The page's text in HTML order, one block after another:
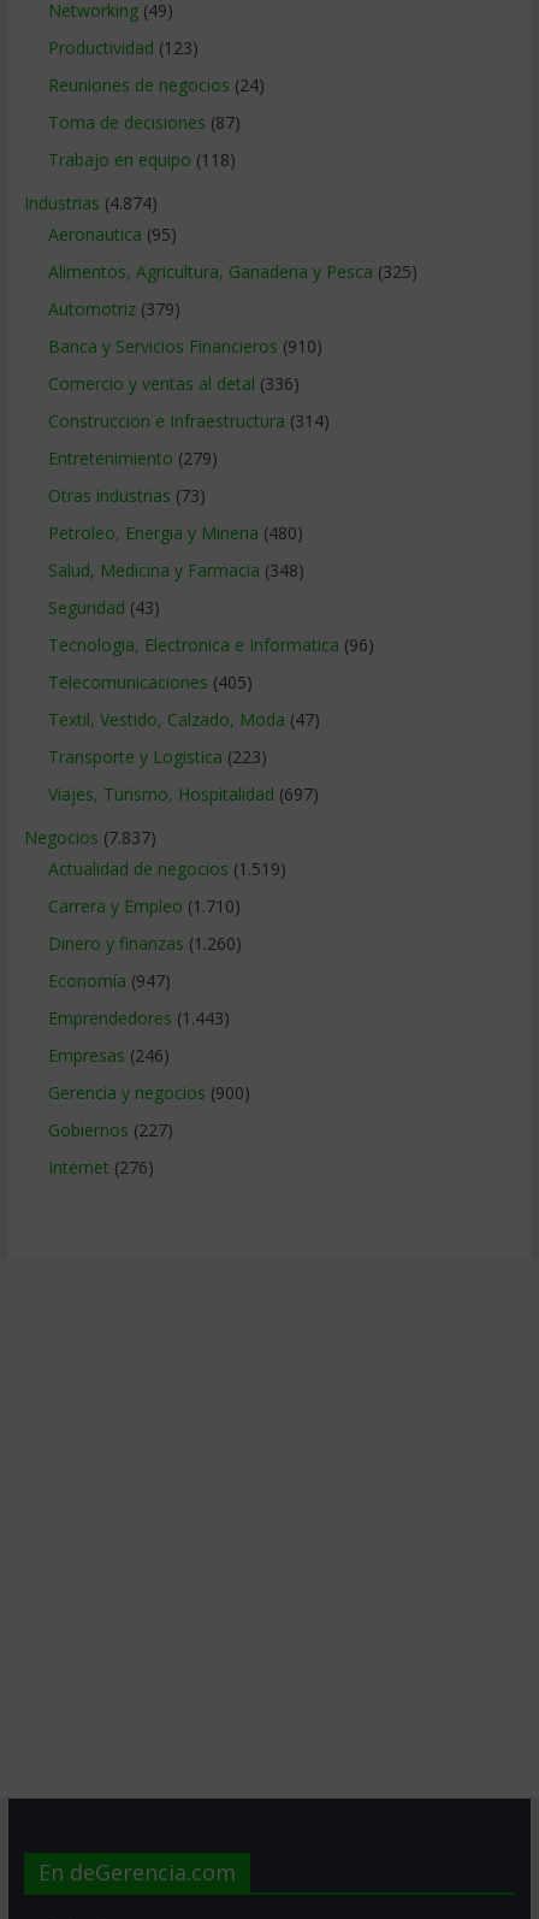
Networking(49)
Productividad (123)
Reuniones de negocios (24)
Toma de decisiones (87)
Trabajo en equipo (118)
Industrias (4.874)
Aeronautica (95)
Alimentos, Agricultura, Ganaderia y Pesca (325)
Automotriz(379)
Banca y Servicios Financieros (910)
Comercio y ventas al detal (336)
Construccion e Infraestructura (314)
Entretenimiento (279)
Otras industrias (73)
Petroleo, Energia y Mineria (480)
Salud, Medicina y Farmacia (348)
Seguridad (43)
Tecnologia, Electronica e Informatica (96)
Telecomunicaciones (405)
Textil, Vestido, Calzado, Moda (47)
Transporte y Logistica (223)
Viajes, Turismo, Hospitalidad (697)
Negocios (7.837)
Actualidad de negocios (1.519)
Carrera y Empleo (1.710)
Dinero y finanzas (1.260)
Economía (947)
Emprendedores (1.443)
Empresas (246)
Gerencia y negocios (900)
Gobiernos (227)
Internet (276)
En deGerencia.com